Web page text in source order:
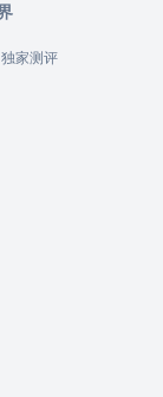
家测评